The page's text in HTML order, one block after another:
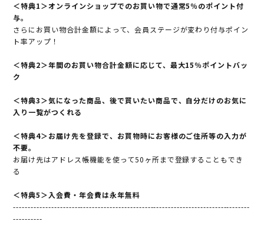
＜特典1＞オンラインショップでのお買い物で通常5％のポイント付
与。
さらにお買い物合計金額によって、会員ステージが変わり付与ポイン
ト率アップ！
＜特典2＞年間のお買い物合計金額に応じて、最大15％ポイントバッ
ク
＜特典3＞気になった商品、後で買いたい商品で、自分だけのお気に
入り一覧がつくれる
＜特典4＞お届け先を登録で、お買物時にお客様のご住所等の入力が
不要。
お届け先はアドレス帳機能を使って50ヶ所まで登録することもでき
る
＜特典5＞入会費・年会費は永年無料
---------------------------------------------------------------------------------
----------